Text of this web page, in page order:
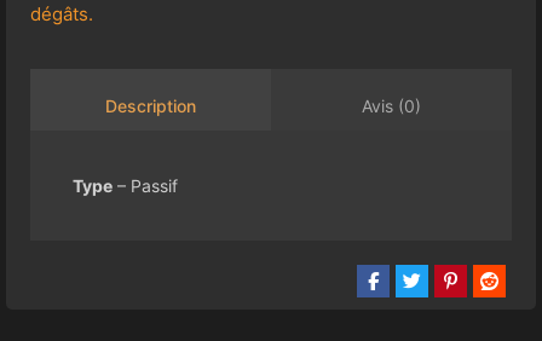
dégâts.
Description Avis (0)
Type – Passif